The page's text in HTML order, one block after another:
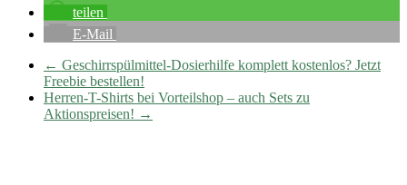
teilen
E-Mail
← Geschirrspülmittel-Dosierhilfe komplett kostenlos? Jetzt
Freebie bestellen!
Herren-T-Shirts bei Vorteilshop – auch Sets zu
Aktionspreisen! →